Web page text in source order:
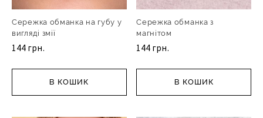
Сережка обманка на губу у
вигляді змії
144 грн.
В КОШИК
Сережка обманка з
магнітом
144 грн.
В КОШИК